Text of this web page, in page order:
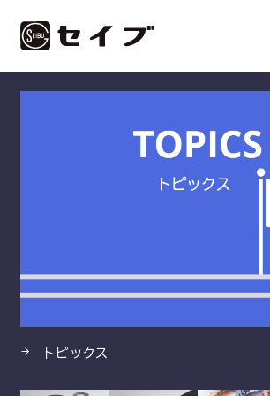
HOME 製品 バンナー® TM-A
トピックス